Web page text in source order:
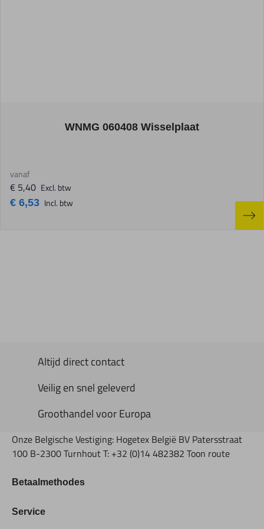
WNMG 060408 Wisselplaat
The price depends on the options chosen on the product page
vanaf
€ 6,53 Incl. btw
€ 5,40 Excl. btw
Altijd direct contact
Veilig en snel geleverd
Groothandel voor Europa
Onze Belgische Vestiging: Hogetex België BV Patersstraat
100 B-2300 Turnhout T: +32 (0)14 482382 Toon route
Betaalmethodes
Bestellen & Betalen
Service